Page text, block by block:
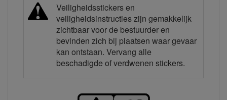
Veiligheidsstickers en
veiligheidsinstructies zijn gemakkelijk
zichtbaar voor de bestuurder en
bevinden zich bij plaatsen waar gevaar
kan ontstaan. Vervang alle
beschadigde of verdwenen stickers.